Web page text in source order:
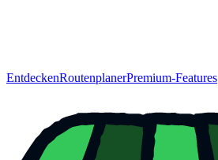
EntdeckenRoutenplanerPremium-Features